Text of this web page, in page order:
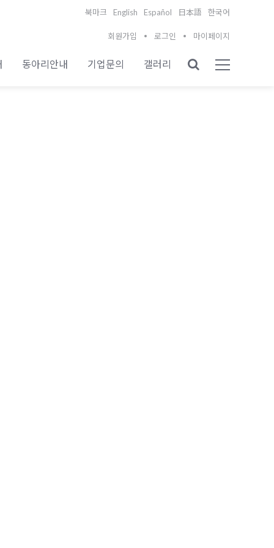
북마크 English Español 日本語 한국어
회원가입 로그인 마이페이지
동아리안내 기업문의 갤러리